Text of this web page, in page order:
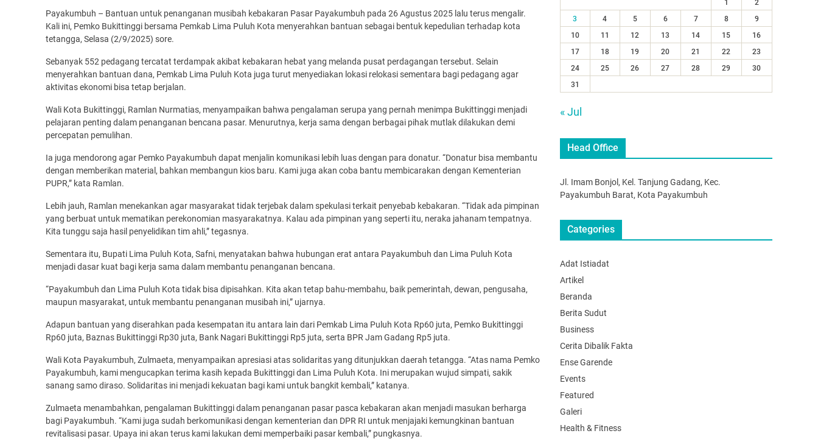
Payakumbuh – Bantuan untuk penanganan musibah kebakaran Pasar Payakumbuh pada 26 Agustus 2025 lalu terus mengalir.
Kali ini, Pemko Bukittinggi bersama Pemkab Lima Puluh Kota menyerahkan bantuan sebagai bentuk kepedulian terhadap kota
tetangga, Selasa (2/9/2025) sore.
Sebanyak 552 pedagang tercatat terdampak akibat kebakaran hebat yang melanda pusat perdagangan tersebut. Selain
menyerahkan bantuan dana, Pemkab Lima Puluh Kota juga turut menyediakan lokasi relokasi sementara bagi pedagang agar
aktivitas ekonomi bisa tetap berjalan.
Wali Kota Bukittinggi, Ramlan Nurmatias, menyampaikan bahwa pengalaman serupa yang pernah menimpa Bukittinggi menjadi
pelajaran penting dalam penanganan bencana pasar. Menurutnya, kerja sama dengan berbagai pihak mutlak dilakukan demi
percepatan pemulihan.
Ia juga mendorong agar Pemko Payakumbuh dapat menjalin komunikasi lebih luas dengan para donatur. “Donatur bisa membantu
dengan memberikan material, bahkan membangun kios baru. Kami juga akan coba bantu membicarakan dengan Kementerian
PUPR,” kata Ramlan.
Lebih jauh, Ramlan menekankan agar masyarakat tidak terjebak dalam spekulasi terkait penyebab kebakaran. “Tidak ada pimpinan
yang berbuat untuk mematikan perekonomian masyarakatnya. Kalau ada pimpinan yang seperti itu, neraka jahanam tempatnya.
Kita tunggu saja hasil penyelidikan tim ahli,” tegasnya.
Sementara itu, Bupati Lima Puluh Kota, Safni, menyatakan bahwa hubungan erat antara Payakumbuh dan Lima Puluh Kota
menjadi dasar kuat bagi kerja sama dalam membantu penanganan bencana.
“Payakumbuh dan Lima Puluh Kota tidak bisa dipisahkan. Kita akan tetap bahu-membahu, baik pemerintah, dewan, pengusaha,
maupun masyarakat, untuk membantu penanganan musibah ini,” ujarnya.
Adapun bantuan yang diserahkan pada kesempatan itu antara lain dari Pemkab Lima Puluh Kota Rp60 juta, Pemko Bukittinggi
Rp60 juta, Baznas Bukittinggi Rp30 juta, Bank Nagari Bukittinggi Rp5 juta, serta BPR Jam Gadang Rp5 juta.
Wali Kota Payakumbuh, Zulmaeta, menyampaikan apresiasi atas solidaritas yang ditunjukkan daerah tetangga. “Atas nama Pemko
Payakumbuh, kami mengucapkan terima kasih kepada Bukittinggi dan Lima Puluh Kota. Ini merupakan wujud simpati, sakik
sanang samo diraso. Solidaritas ini menjadi kekuatan bagi kami untuk bangkit kembali,” katanya.
Zulmaeta menambahkan, pengalaman Bukittinggi dalam penanganan pasar pasca kebakaran akan menjadi masukan berharga
bagi Payakumbuh. “Kami juga sudah berkomunikasi dengan kementerian dan DPR RI untuk menjajaki kemungkinan bantuan
revitalisasi pasar. Upaya ini akan terus kami lakukan demi memperbaiki pasar kembali,” pungkasnya.
1
2
3
4 5 6 7 8
9
10
11 12 13 14 15
16
17
18 19 20 21 22
23
24
25 26 27 28 29
30
31
« Jul
Head Office
Jl. Imam Bonjol, Kel. Tanjung Gadang, Kec.
Payakumbuh Barat, Kota Payakumbuh
Categories
Adat Istiadat
Artikel
Beranda
Berita Sudut
Business
Cerita Dibalik Fakta
Ense Garende
Events
Featured
Galeri
Health & Fitness